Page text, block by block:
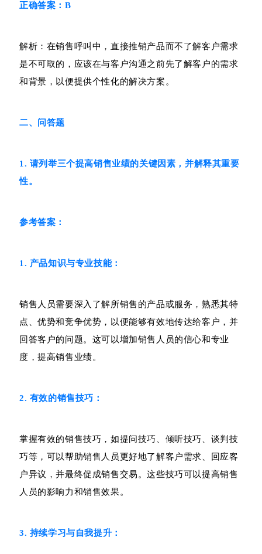
正确答案：B
解析：在销售呼叫中，直接推销产品而不了解客户需求
是不可取的，应该在与客户沟通之前先了解客户的需求
和背景，以便提供个性化的解决方案。
二、问答题
1. 请列举三个提高销售业绩的关键因素，并解释其重要
性。
参考答案：
1. 产品知识与专业技能：
销售人员需要深入了解所销售的产品或服务，熟悉其特
点、优势和竞争优势，以便能够有效地传达给客户，并
回答客户的问题。这可以增加销售人员的信心和专业
度，提高销售业绩。
2. 有效的销售技巧：
掌握有效的销售技巧，如提问技巧、倾听技巧、谈判技
巧等，可以帮助销售人员更好地了解客户需求、回应客
户异议，并最终促成销售交易。这些技巧可以提高销售
人员的影响力和销售效果。
3. 持续学习与自我提升：